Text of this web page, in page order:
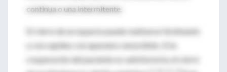
continua o una intermitente.
El cierre de un espacio puede realizarse fácilmente
y con rapidez con aparatos removibles. Si la
cooperación del paciente es satisfactoria, el cierre